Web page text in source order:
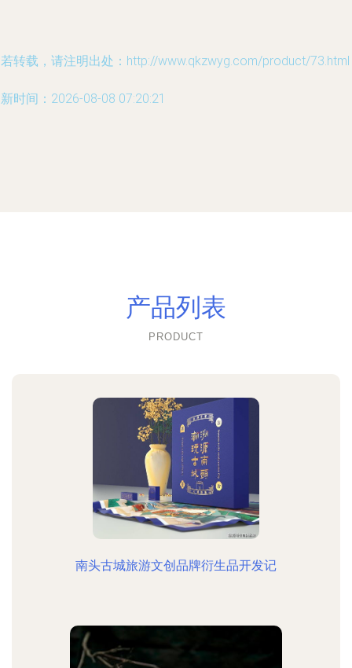
转载，请注明出处：http://www.qkzwyg.com/product/73.html
时间：2026-08-08 07:20:21
产品列表
PRODUCT
南头古城旅游文创品牌衍生品开发记